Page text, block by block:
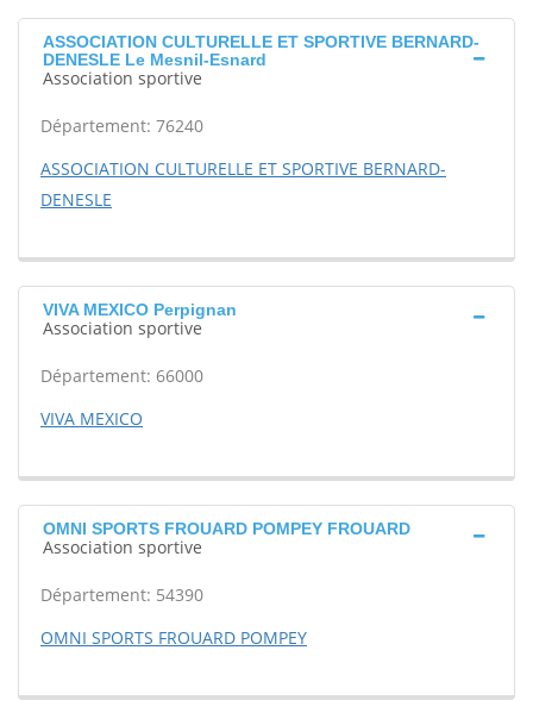
ASSOCIATION CULTURELLE ET SPORTIVE BERNARD-
DENESLE Le Mesnil-Esnard
Association sportive
Département: 76240
ASSOCIATION CULTURELLE ET SPORTIVE BERNARD-
DENESLE
VIVA MEXICO Perpignan
Association sportive
Département: 66000
VIVA MEXICO
OMNI SPORTS FROUARD POMPEY FROUARD
Association sportive
Département: 54390
OMNI SPORTS FROUARD POMPEY